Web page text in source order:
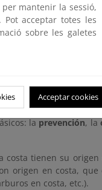
de la persona,
con el fin de
laprevención, la
tienen su
origen en costa,
en costa, etc.).
mantenir la sessió,
Pot acceptar totes les
sobre les galetes
Acceptar cookies